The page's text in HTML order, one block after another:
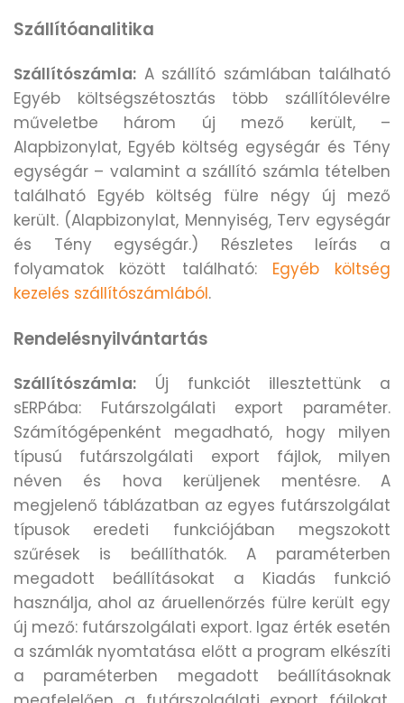
Szállítóanalitika
Szállítószámla: A szállító számlában található
Egyéb költségszétosztás több szállítólevélre
műveletbe három új mező került, –
Alapbizonylat, Egyéb költség egységár és Tény
egységár – valamint a szállító számla tételben
található Egyéb költség fülre négy új mező
került. (Alapbizonylat, Mennyiség, Terv egységár
és Tény egységár.) Részletes leírás a
folyamatok között található: Egyéb költség
kezelés szállítószámlából.
Rendelésnyilvántartás
Szállítószámla: Új funkciót illesztettünk a
sERPába: Futárszolgálati export paraméter.
Számítógépenként megadható, hogy milyen
típusú futárszolgálati export fájlok, milyen
néven és hova kerüljenek mentésre. A
megjelenő táblázatban az egyes futárszolgálat
típusok eredeti funkciójában megszokott
szűrések is beállíthatók. A paraméterben
megadott beállításokat a Kiadás funkció
használja, ahol az áruellenőrzés fülre került egy
új mező: futárszolgálati export. Igaz érték esetén
a számlák nyomtatása előtt a program elkészíti
a paraméterben megadott beállításoknak